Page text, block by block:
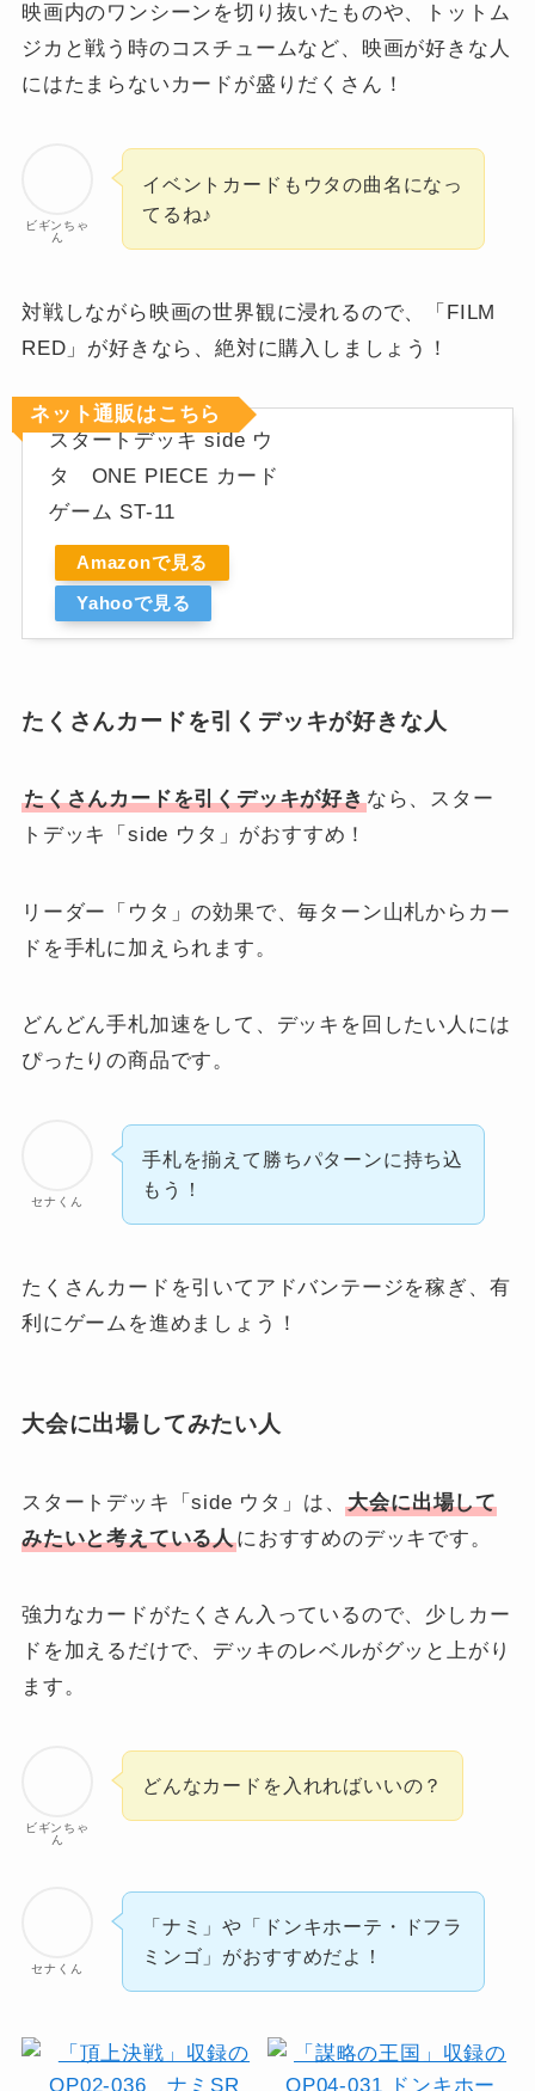
映画内のワンシーンを切り抜いたものや、トットム
ジカと戦う時のコスチュームなど、映画が好きな人
にはたまらないカードが盛りだくさん！
ビギンちゃ
ん
イベントカードもウタの曲名になっ
てるね♪
対戦しながら映画の世界観に浸れるので、「FILM
RED」が好きなら、絶対に購入しましょう！
スタートデッキ side ウ
タ ONE PIECE カード
ゲーム ST-11
Amazonで見る
Yahooで見る
ネット通販はこちら
たくさんカードを引くデッキが好きな人
たくさんカードを引くデッキが好きなら、スター
トデッキ「side ウタ」がおすすめ！
リーダー「ウタ」の効果で、毎ターン山札からカー
ドを手札に加えられます。
どんどん手札加速をして、デッキを回したい人には
ぴったりの商品です。
セナくん
手札を揃えて勝ちパターンに持ち込
もう！
たくさんカードを引いてアドバンテージを稼ぎ、有
利にゲームを進めましょう！
大会に出場してみたい人
スタートデッキ「side ウタ」は、大会に出場して
みたいと考えている人におすすめのデッキです。
強力なカードがたくさん入っているので、少しカー
ドを加えるだけで、デッキのレベルがグッと上がり
ます。
ビギンちゃ
ん
どんなカードを入れればいいの？
セナくん
「ナミ」や「ドンキホーテ・ドフラ
ミンゴ」がおすすめだよ！